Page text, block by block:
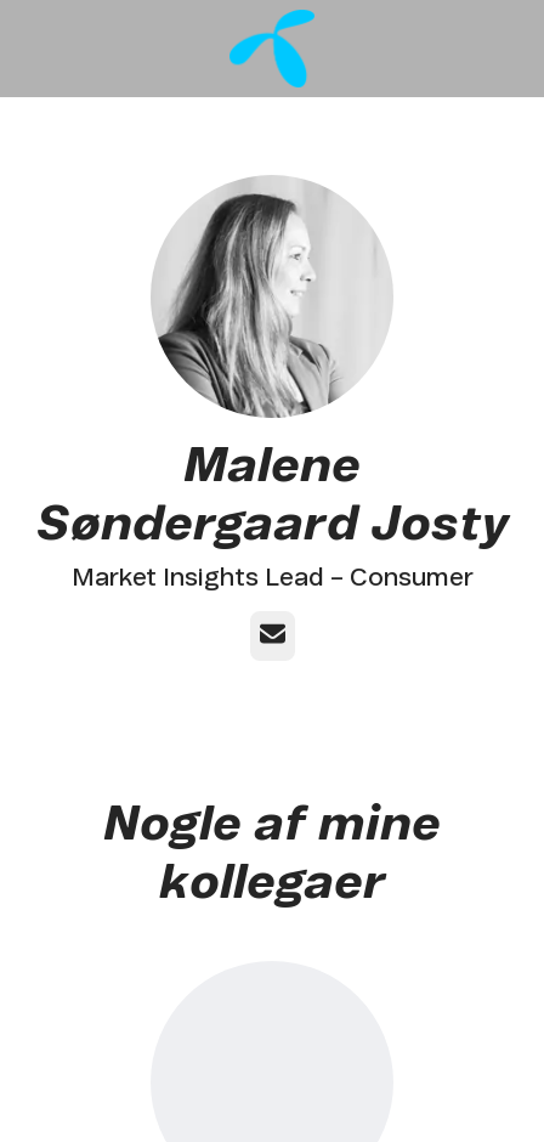
Malene
Søndergaard Josty
Market Insights Lead – Consumer
E-mail
Nogle af mine
kollegaer